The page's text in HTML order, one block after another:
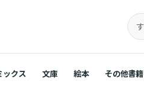
ックス 文庫 絵本 その他書籍